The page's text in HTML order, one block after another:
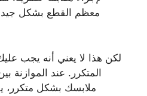
معظم القطع بشكل جيد
لكن هذا لا يعني أنه يجب
المتكرر. عند الموازنة
ملابسك بشكل متكرر،